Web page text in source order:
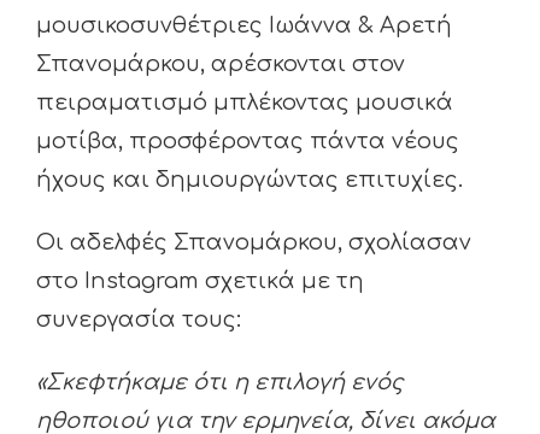
μουσικοσυνθέτριες Ιωάννα & Αρετή
Σπανομάρκου, αρέσκονται στον
πειραματισμό μπλέκοντας μουσικά
μοτίβα, προσφέροντας πάντα νέους
ήχους και δημιουργώντας επιτυχίες.
Οι αδελφές Σπανομάρκου, σχολίασαν
στο Instagram σχετικά με τη
συνεργασία τους:
«Σκεφτήκαμε ότι η επιλογή ενός
ηθοποιού για την ερμηνεία, δίνει ακόμα